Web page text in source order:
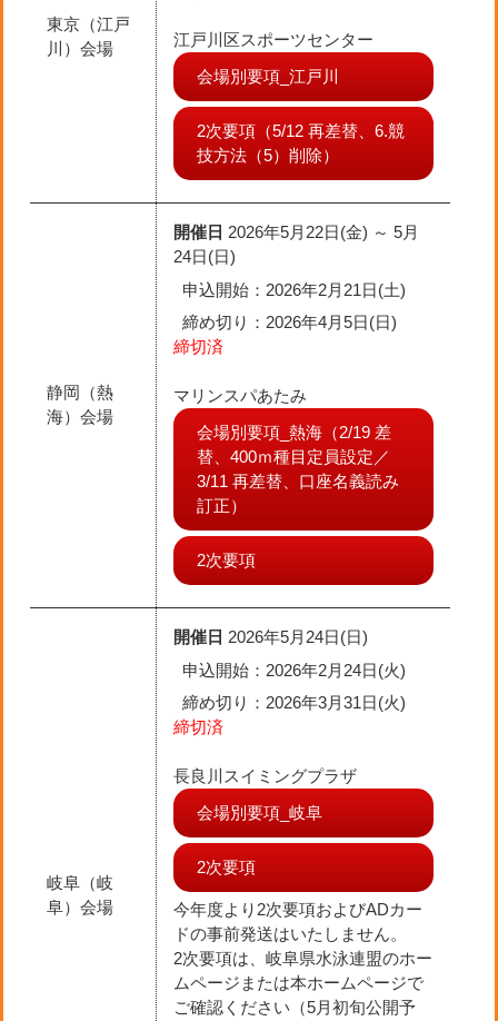
東京（江戸
川）会場
江戸川区スポーツセンター
会場別要項_江戸川
2次要項（5/12 再差替、6.競
技方法（5）削除）
静岡（熱
海）会場
開催日 2026年5月22日(金) ～ 5月
24日(日)
申込開始：2026年2月21日(土)
締め切り ：2026年4月5日(日)
締切済
マリンスパあたみ
会場別要項_熱海（2/19 差
替、400ｍ種目定員設定／
3/11 再差替、口座名義読み
訂正）
2次要項
岐阜（岐
阜）会場
開催日 2026年5月24日(日)
申込開始：2026年2月24日(火)
締め切り ：2026年3月31日(火)
締切済
長良川スイミングプラザ
会場別要項_岐阜
2次要項
今年度より2次要項およびADカー
ドの事前発送はいたしません。
2次要項は、岐阜県水泳連盟のホー
ムページまたは本ホームページで
ご確認ください（5月初旬公開予